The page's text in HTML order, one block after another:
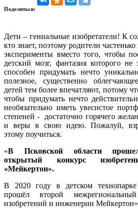
Поделиться:
Дети – гениальные изобретатели! К
кто знает, поэтому родители
эксперименты вместо того, чтобы
детский мозг, фантазия которого
способен придумать нечто
полезное, существенно
детей тем более впечатляют, потому
чтобы придумать нечто
необязательно иметь увесистое
степеней - достаточно горячего
и веры в свою идею. Пожалуй,
этому поучиться.
«В Псковской области
открытый конкурс
«Мейкертон».
В 2020 году в детском
прошёл второй
изобретений и инженерии